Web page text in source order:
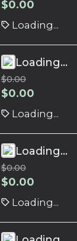
$0.00
Loading...
Loading...
$0.00
$0.00
Loading...
Loading...
$0.00
$0.00
Loading...